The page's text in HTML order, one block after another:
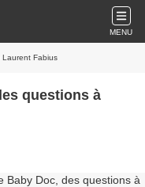
MENU
Laurent Fabius
questions à